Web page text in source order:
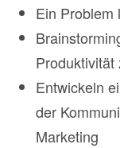
Ein Problem
Produktivität
Entwickeln
der
Marketing